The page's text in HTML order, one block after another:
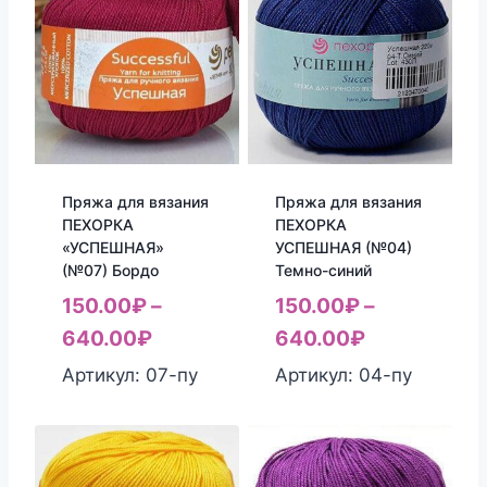
Пряжа для вязания
ПЕХОРКА
«УСПЕШНАЯ»
(№07) Бордо
150.00₽–
640.00₽
Артикул: 07-пу
Пряжа для вязания
ПЕХОРКА
УСПЕШНАЯ (№04)
Темно-синий
150.00₽–
640.00₽
Артикул: 04-пу